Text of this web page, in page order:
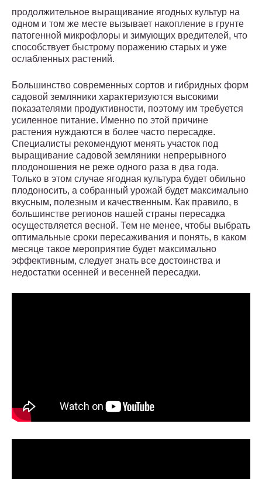
продолжительное выращивание ягодных культур на
одном и том же месте вызывает накопление в грунте
патогенной микрофлоры и зимующих вредителей, что
способствует быстрому поражению старых и уже
ослабленных растений.
Большинство современных сортов и гибридных форм
садовой земляники характеризуются высокими
показателями продуктивности, поэтому им требуется
усиленное питание. Именно по этой причине
растения нуждаются в более часто пересадке.
Специалисты рекомендуют менять участок под
выращивание садовой земляники непрерывного
плодоношения не реже одного раза в два года.
Только в этом случае ягодная культура будет обильно
плодоносить, а собранный урожай будет максимально
вкусным, полезным и качественным. Как правило, в
большинстве регионов нашей страны пересадка
осуществляется весной. Тем не менее, чтобы выбрать
оптимальные сроки пересаживания и понять, в каком
месяце такое мероприятие будет максимально
эффективным, следует знать все достоинства и
недостатки осенней и весенней пересадки.